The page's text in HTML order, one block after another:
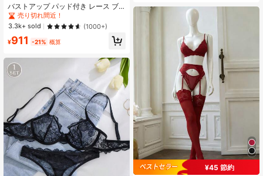
バストアップ パッド付き レース ブ
ラジャー 調節可能な肩紐 小胸用 Aカ
ップ/Bカップ
売り切れ間近！
3.3k+ sold
(1000+)
¥911 -21% 概算
¥45 節約